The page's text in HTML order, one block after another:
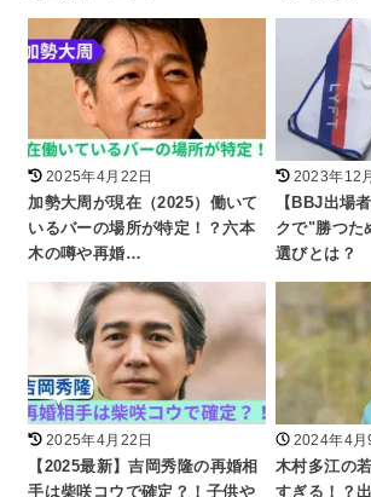
2025年4月22日
加勢大周が現在（2025）働いて
いるバーの場所が特定！？六本
木の噂や再婚…
2023年12
【BBJ出場
クで"勝つた
選びとは？
2025年4月22日
【2025最新】吉岡秀隆の再婚相
手は柴咲コウで確定？！子供や
2024年4月
木村多江の
すぎる！？